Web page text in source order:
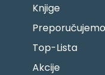
Knjige
Preporučujemo
Top-Lista
Akcije